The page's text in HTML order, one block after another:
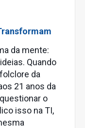
da mente:
Quando
da
21 anos da
o
isso na TI,